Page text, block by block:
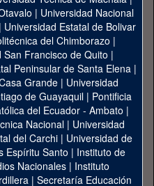
| Universidad Nacional
| Universidad Estatal de Bolivar
del Chimborazo |
San Francisco de Quito |
Peninsular de Santa Elena|
Grande | Universidad
de Guayaquil| Pontificia
del Ecuador - Ambato |
Nacional| Universidad
del Carchi| Universidad de
Espíritu Santo | Instituto de
Nacionales | Instituto
| Secretaría Educación